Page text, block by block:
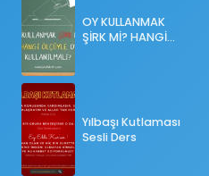
OY KULLANMAK
ŞİRK Mİ? HANGİ
Yılbaşı Kutlaması
Sesli Ders